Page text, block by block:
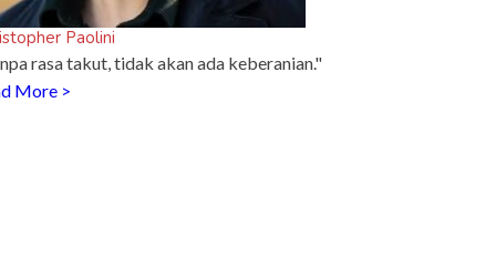
Paolini
rasa takut, tidak akan ada keberanian."
More >